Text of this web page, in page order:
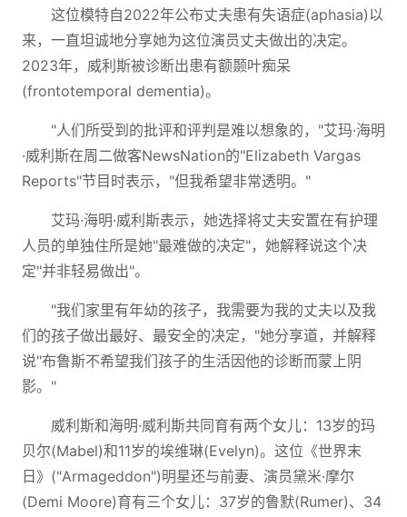
这位模特自2022年公布丈夫患有失语症(aphasia)以
来，一直坦诚地分享她为这位演员丈夫做出的决定。
2023年，威利斯被诊断出患有额颞叶痴呆
(frontotemporal dementia)。
"人们所受到的批评和评判是难以想象的，"艾玛·海明
·威利斯在周二做客NewsNation的"Elizabeth Vargas
Reports"节目时表示，"但我希望非常透明。"
艾玛·海明·威利斯表示，她选择将丈夫安置在有护理
人员的单独住所是她"最难做的决定"，她解释说这个决
定"并非轻易做出"。
"我们家里有年幼的孩子，我需要为我的丈夫以及我
们的孩子做出最好、最安全的决定，"她分享道，并解释
说"布鲁斯不希望我们孩子的生活因他的诊断而蒙上阴
影。"
威利斯和海明·威利斯共同育有两个女儿：13岁的玛
贝尔(Mabel)和11岁的埃维琳(Evelyn)。这位《世界末
日》("Armageddon")明星还与前妻、演员黛米·摩尔
(Demi Moore)育有三个女儿：37岁的鲁默(Rumer)、34